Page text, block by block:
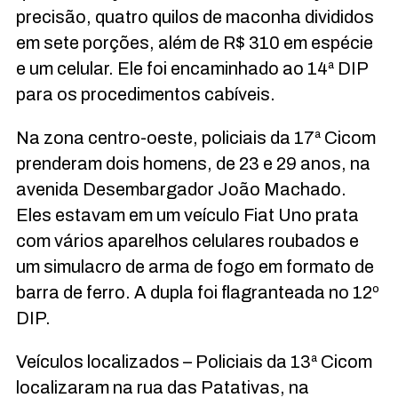
precisão, quatro quilos de maconha divididos
em sete porções, além de R$ 310 em espécie
e um celular. Ele foi encaminhado ao 14ª DIP
para os procedimentos cabíveis.
Na zona centro-oeste, policiais da 17ª Cicom
prenderam dois homens, de 23 e 29 anos, na
avenida Desembargador João Machado.
Eles estavam em um veículo Fiat Uno prata
com vários aparelhos celulares roubados e
um simulacro de arma de fogo em formato de
barra de ferro. A dupla foi flagranteada no 12º
DIP.
Veículos localizados – Policiais da 13ª Cicom
localizaram na rua das Patativas, na